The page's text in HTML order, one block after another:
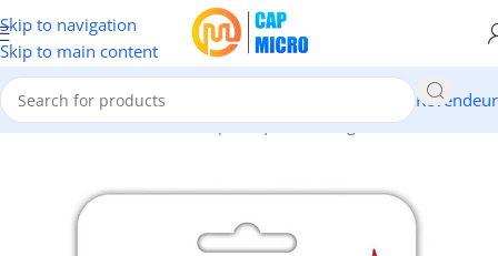
Skip to navigation
Skip to main content
Revendeur
Accueil/INFORMATIQUE/Périphériques/Sauvegarde/Clés USB